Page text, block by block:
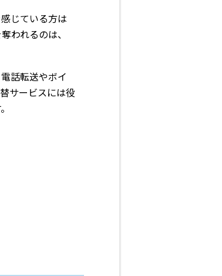
じている方は
われるのは、
話転送やボイ
サービスには役